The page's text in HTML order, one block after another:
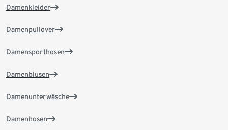
Damenkleider
Damenpullover
Damensporthosen
Damenblusen
Damenunterwäsche
Damenhosen